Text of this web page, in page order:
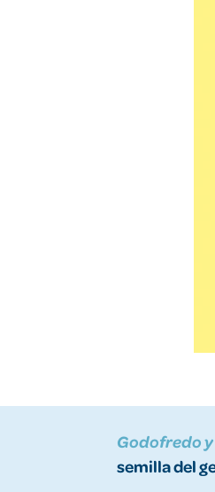
Godofredo
semilla del